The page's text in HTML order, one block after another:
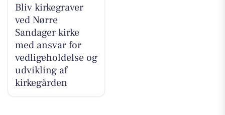
Bliv kirkegraver
ved Nørre
Sandager kirke
med ansvar for
vedligeholdelse og
udvikling af
kirkegården